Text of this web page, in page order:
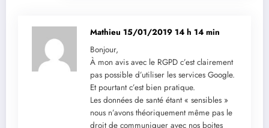
Mathieu 15/01/2019 14 h 14 min
Bonjour,
À mon avis avec le RGPD c’est clairement
pas possible d’utiliser les services Google.
Et pourtant c’est bien pratique.
Les données de santé étant « sensibles »
nous n’avons théoriquement même pas le
droit de communiquer avec nos boites